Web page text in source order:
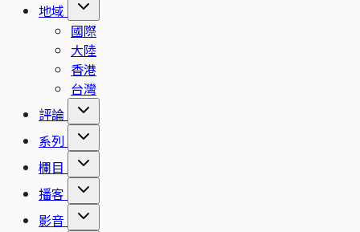
地域
國際
大陸
香港
台灣
評論
系列
欄目
播客
影音